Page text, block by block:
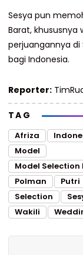
Sesya pun
Barat, khususnya
perjuangannya
bagi Indonesia.
Reporter:
TAG
Afriza
Model
Model
Polman
Putri
Selection
Wakili